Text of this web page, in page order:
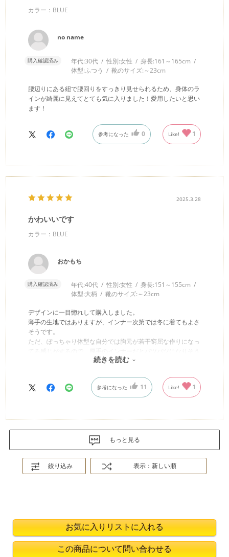
カラー：BLUE
no name
購入確認済み 年代:30代 性別:女性 身長:161～165cm
体型:ふつう 靴のサイズ:～23cm
腰辺りにある紐で腰回りをすっきり見せられるため、身体のラ
インが綺麗に見えてとても気に入りました！愛用したいと思い
ます！
参考になった 0 Like! 1
2025.3.28
かわいいです
カラー：BLUE
おかもち
購入確認済み 年代:40代 性別:女性 身長:151～155cm
体型:大柄 靴のサイズ:～23cm
デザインに一目惚れして購入しました。
薄手の生地ではありますが、インナー次第では冬に着てもよさ
そうです。
ただ、ぽっちゃり体型な自分では胸元が若干窮屈な作りになっ
シャレになったので、たくさん歩く日のおでかけに最適です
続きを読む
参考になった 11 Like! 1
もっと見る
絞り込み 表示：新しい順